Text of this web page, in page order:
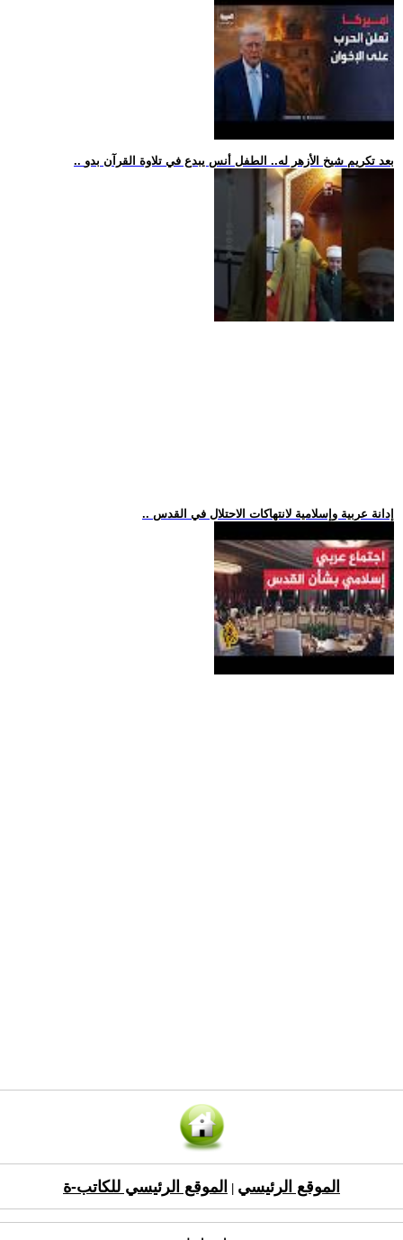
.. بعد تكريم شيخ الأزهر له.. الطفل أنس يبدع في تلاوة القرآن بدو
.. إدانة عربية وإسلامية لانتهاكات الاحتلال في القدس
الموقع الرئيسي الموقع الرئيسي للكاتب-ة